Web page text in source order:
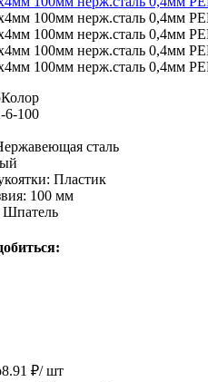
6-100
сталь
Пластик
100 мм
Шпатель
8.91 ₽/ шт